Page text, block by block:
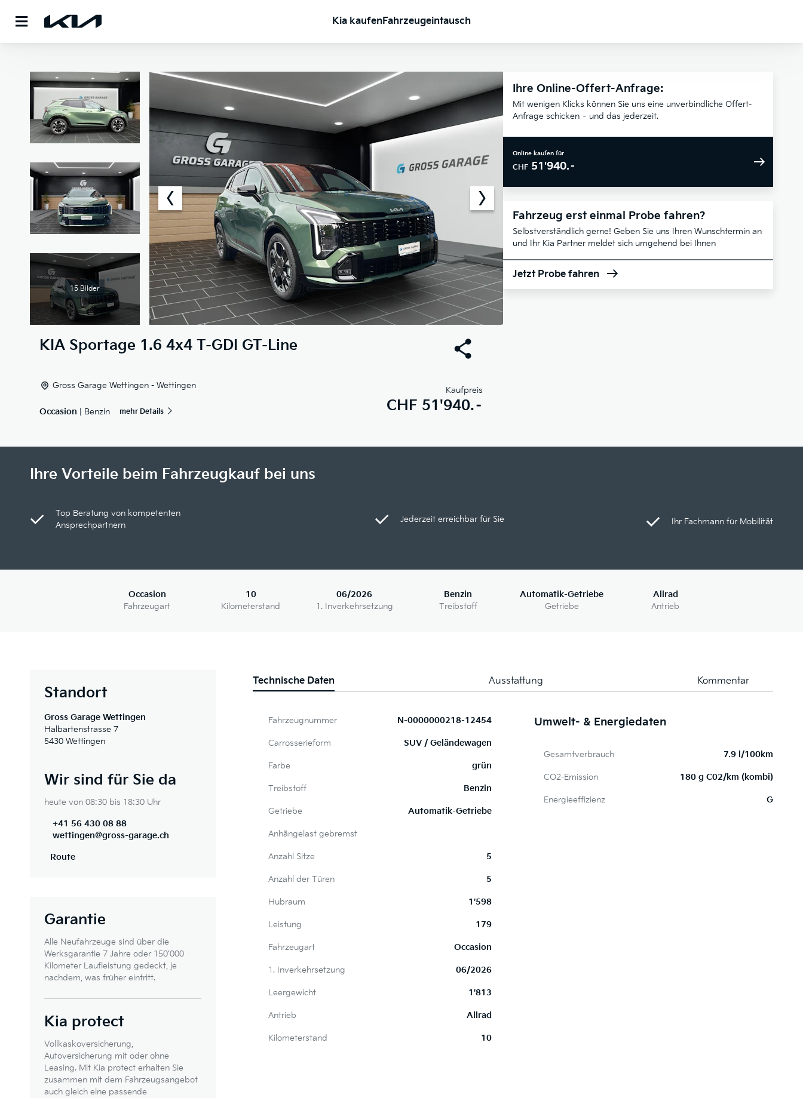
Kia kaufenFahrzeugeintausch
15 Bilder
KIA Sportage 1.6 4x4 T-GDI GT-Line
Gross Garage Wettingen - Wettingen
Occasion | Benzin mehr Details
Kaufpreis
CHF 51'940.–
Ihre Online-Offert-Anfrage:
Mit wenigen Klicks können Sie uns eine unverbindliche Offert-
Anfrage schicken – und das jederzeit.
Online kaufen für
CHF 51'940.–
Fahrzeug erst einmal Probe fahren?
Selbstverständlich gerne! Geben Sie uns Ihren Wunschtermin an
und Ihr Kia Partner meldet sich umgehend bei Ihnen
Jetzt Probe fahren
Ihre Vorteile beim Fahrzeugkauf bei uns
Top Beratung von kompetenten
Ansprechpartnern
Jederzeit erreichbar für Sie Ihr Fachmann für Mobilität
Occasion
Fahrzeugart
10
Kilometerstand
06/2026
1. Inverkehrsetzung
Benzin
Treibstoff
Automatik-Getriebe
Getriebe
Allrad
Antrieb
Technische Daten Ausstattung Kommentar
Fahrzeugnummer N-0000000218-12454
Carrosserieform SUV / Geländewagen
Farbe grün
Treibstoff Benzin
Getriebe Automatik-Getriebe
Anhängelast gebremst
Anzahl Sitze 5
Anzahl der Türen 5
Hubraum 1'598
Leistung 179
Fahrzeugart Occasion
1. Inverkehrsetzung 06/2026
Leergewicht 1'813
Antrieb Allrad
Kilometerstand 10
Umwelt- & Energiedaten
Gesamtverbrauch 7.9 l/100km
CO2-Emission 180 g C02/km (kombi)
Energieeffizienz G
Standort
Gross Garage Wettingen
Halbartenstrasse 7
5430 Wettingen
Wir sind für Sie da
heute von 08:30 bis 18:30 Uhr
+41 56 430 08 88
wettingen@gross-garage.ch
Route
Garantie
Alle Neufahrzeuge sind über die
Werksgarantie 7 Jahre oder 150’000
Kilometer Laufleistung gedeckt, je
nachdem, was früher eintritt.
Kia protect
Vollkaskoversicherung,
Autoversicherung mit oder ohne
Leasing. Mit Kia protect erhalten Sie
zusammen mit dem Fahrzeugsangebot
auch gleich eine passende